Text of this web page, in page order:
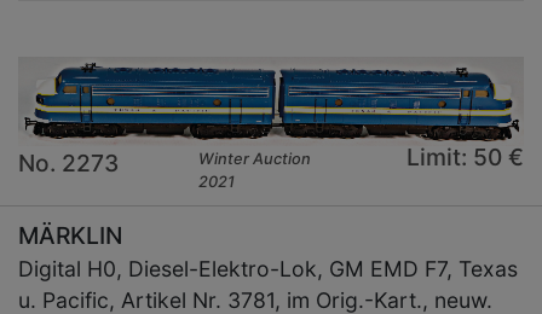
No. 2273
Winter Auction
2021
Limit: 50 €
MÄRKLIN
Digital H0, Diesel-Elektro-Lok, GM EMD F7, Texas
u. Pacific, Artikel Nr. 3781, im Orig.-Kart., neuw.